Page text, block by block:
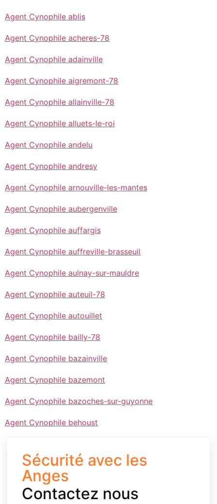
Agent Cynophile ablis
Agent Cynophile acheres-78
Agent Cynophile adainville
Agent Cynophile aigremont-78
Agent Cynophile allainville-78
Agent Cynophile alluets-le-roi
Agent Cynophile andelu
Agent Cynophile andresy
Agent Cynophile arnouville-les-mantes
Agent Cynophile aubergenville
Agent Cynophile auffargis
Agent Cynophile auffreville-brasseuil
Agent Cynophile aulnay-sur-mauldre
Agent Cynophile auteuil-78
Agent Cynophile autouillet
Agent Cynophile bailly-78
Agent Cynophile bazainville
Agent Cynophile bazemont
Agent Cynophile bazoches-sur-guyonne
Agent Cynophile behoust
Sécurité avec les
Anges
Contactez nous